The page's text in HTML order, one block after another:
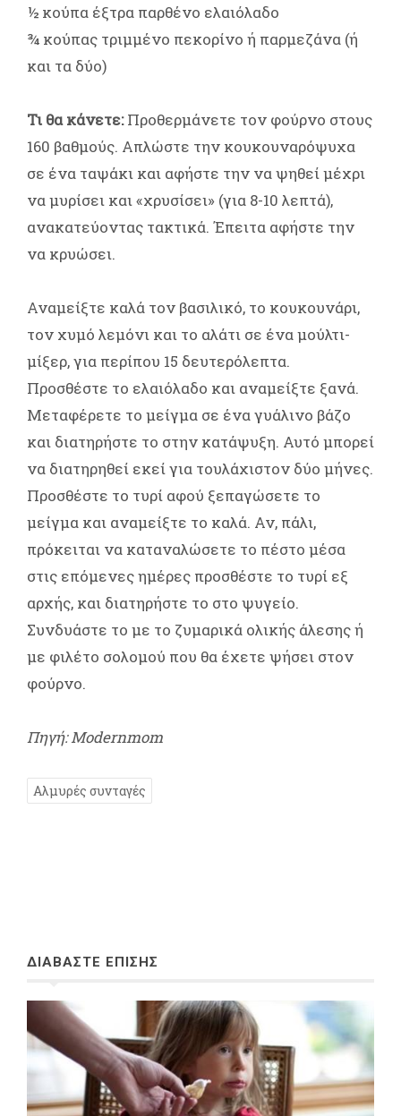
½ κούπα έξτρα παρθένο ελαιόλαδο
¾ κούπας τριμμένο πεκορίνο ή παρμεζάνα (ή
και τα δύο)
Τι θα κάνετε:Προθερμάνετε τον φούρνο στους
160 βαθμούς. Απλώστε την κουκουναρόψυχα
σε ένα ταψάκι και αφήστε την να ψηθεί μέχρι
να μυρίσει και «χρυσίσει» (για 8-10 λεπτά),
ανακατεύοντας τακτικά. Έπειτα αφήστε την
να κρυώσει.
Αναμείξτε καλά τον βασιλικό, το κουκουνάρι,
τον χυμό λεμόνι και το αλάτι σε ένα μούλτι-
μίξερ, για περίπου 15 δευτερόλεπτα.
Προσθέστε το ελαιόλαδο και αναμείξτε ξανά.
Μεταφέρετε το μείγμα σε ένα γυάλινο βάζο
και διατηρήστε το στην κατάψυξη. Αυτό μπορεί
να διατηρηθεί εκεί για τουλάχιστον δύο μήνες.
Προσθέστε το τυρί αφού ξεπαγώσετε το
μείγμα και αναμείξτε το καλά. Αν, πάλι,
πρόκειται να καταναλώσετε το πέστο μέσα
στις επόμενες ημέρες προσθέστε το τυρί εξ
αρχής, και διατηρήστε το στο ψυγείο.
Συνδυάστε το με το ζυμαρικά ολικής άλεσης ή
με φιλέτο σολομού που θα έχετε ψήσει στον
φούρνο.
Πηγή: Modernmom
Αλμυρές συνταγές
ΔΙΑΒΑΣΤΕ ΕΠΙΣΗΣ